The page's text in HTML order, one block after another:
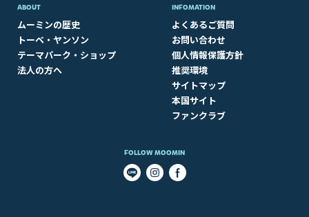
ABOUT​
ムーミンの歴史
トーベ・ヤンソン
テーマパーク・ショップ
法人の方へ
INFOMATION
よくあるご質問
お問い合わせ
個人情報保護方針
推奨環境
サイトマップ
本国サイト
ファンクラブ
FOLLOW MOOMIN